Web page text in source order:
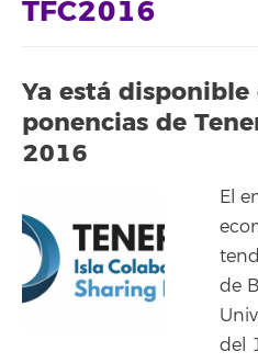
TFC2016
Ya está
ponencias de
2016
El
de
del